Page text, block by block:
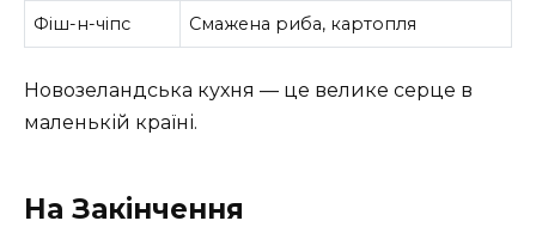
Фіш-н-чіпс Смажена риба, картопля
Новозеландська кухня — це велике серце в
маленькій країні.
На Закінчення